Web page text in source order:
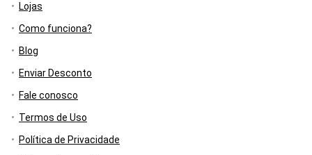
Lojas
Como funciona?
Blog
Enviar Desconto
Fale conosco
Termos de Uso
Política de Privacidade